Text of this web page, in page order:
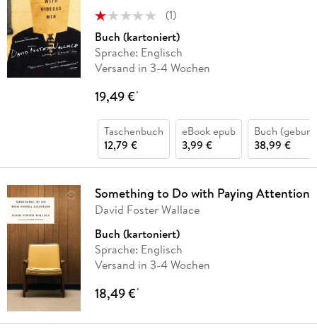
(1)
Buch (kartoniert)
Sprache: Englisch
Versand in 3-4 Wochen
19,49 €*
Taschenbuch
12,79 €
eBook epub
3,99 €
Buch
38,99 €
Something to Do with Paying Attention
David Foster Wallace
Buch (kartoniert)
Sprache: Englisch
Versand in 3-4 Wochen
18,49 €*